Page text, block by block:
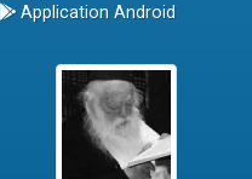
Application Android